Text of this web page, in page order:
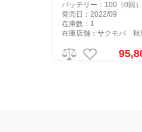
バッテリー：100（0回）
発売日：2022/09
在庫店舗：サクモバ 秋葉原店
95,800 円(税込)